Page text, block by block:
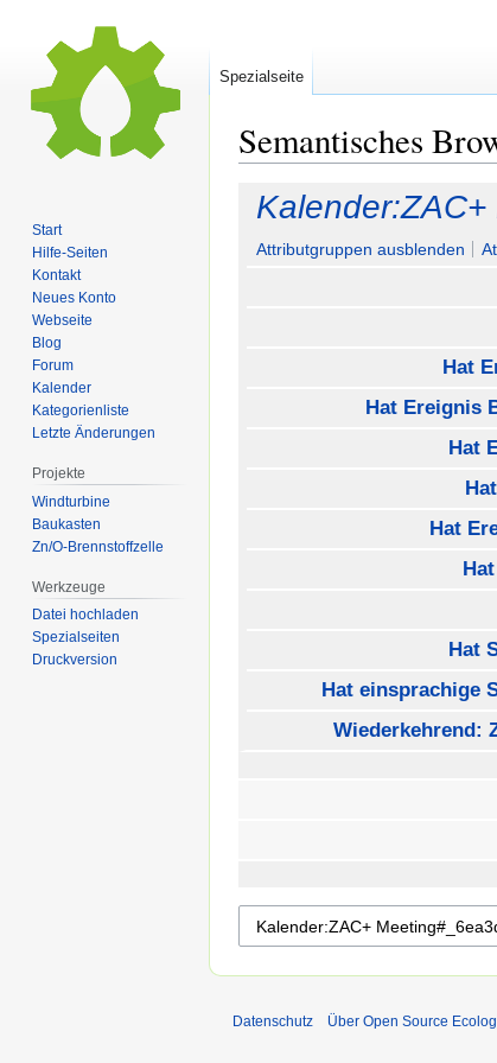
Semantisches
Zur
Navigation
springen
Zur
Suche
springen
Kalender:ZAC+
Attributgruppen ausblenden
Hat
Hat Ereignis
Hat
Hat
Hat
Hat einsprachige
Wiederkehrend:
Spezialseite
Start
Hilfe-Seiten
Kontakt
Neues Konto
Webseite
Blog
Forum
Kalender
Kategorienliste
Letzte Änderungen
Projekte
Windturbine
Baukasten
Zn/O-Brennstoffzelle
Werkzeuge
Datei hochladen
Spezialseiten
Druckversion
Datenschutz Über Open Source